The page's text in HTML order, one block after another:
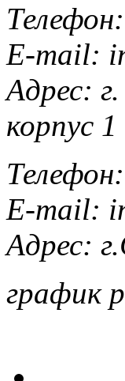
Телефон:
E-mail:
Адрес:
корпус 1
Телефон:
E-mail:
Адрес:
график